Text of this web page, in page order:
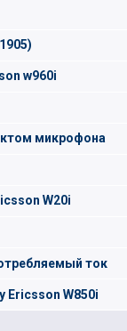
w960i
микрофона
W20i
ток
Ericsson W850i